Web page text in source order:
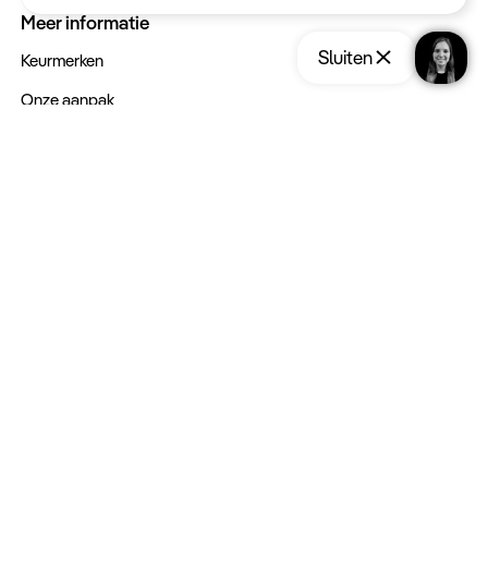
Sluiten
Meer informatie
Keurmerken
Onze aanpak